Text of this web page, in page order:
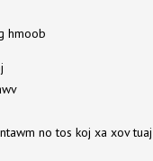
hmoob
no tos koj xa xov